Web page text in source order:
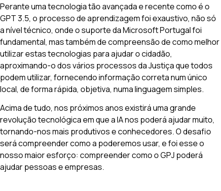
Perante uma tecnologia tão avançada e recente como é o
GPT 3.5, o processo de aprendizagem foi exaustivo, não só
a nível técnico, onde o suporte da Microsoft Portugal foi
fundamental, mas também de compreensão de como melhor
utilizar estas tecnologias para ajudar o cidadão,
aproximando-o dos vários processos da Justiça que todos
podem utilizar, fornecendo informação correta num único
local, de forma rápida, objetiva, numa linguagem simples.
Acima de tudo, nos próximos anos existirá uma grande
revolução tecnológica em que a IA nos poderá ajudar muito,
tornando-nos mais produtivos e conhecedores. O desafio
será compreender como a poderemos usar, e foi esse o
nosso maior esforço: compreender como o GPJ poderá
ajudar pessoas e empresas.